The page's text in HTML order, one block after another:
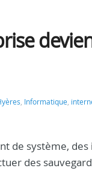
, Informatique,
de système, des
des